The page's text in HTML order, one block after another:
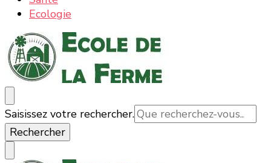
Ecologie
Ecole de la ferme : la nature, les informations et
actualités
La nature, la ferme, la campagne, tout ce qui est bon
et bio
Vous
recherchiez
quelque
chose ?
Saisissez votre rechercher.